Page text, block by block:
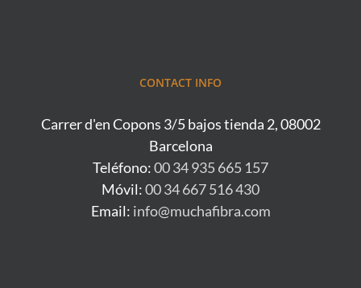
CONTACT INFO
Carrer d'en Copons 3/5 bajos tienda 2, 08002
Barcelona
Teléfono:00 34 935 665 157
Móvil:00 34 667 516 430
Email: info@muchafibra.com